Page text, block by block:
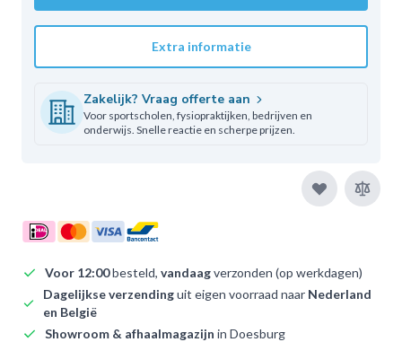
Extra informatie
Zakelijk? Vraag offerte aan
Voor sportscholen, fysiopraktijken, bedrijven en
onderwijs. Snelle reactie en scherpe prijzen.
Voor 12:00besteld, vandaagverzonden (op werkdagen)
Dagelijkse verzendinguit eigen voorraad naar Nederland
en België
Showroom & afhaalmagazijn in Doesburg